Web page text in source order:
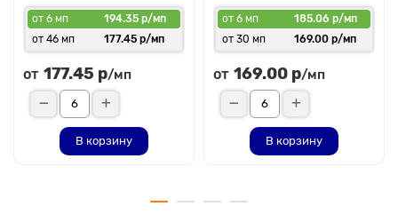
от 6 мп
194.35 р/мп
от 46 мп
177.45 р/мп
от 177.45 р/мп
В корзину
от 6 мп
185.06 р/мп
от 30 мп
169.00 р/мп
от 169.00 р/мп
В корзину